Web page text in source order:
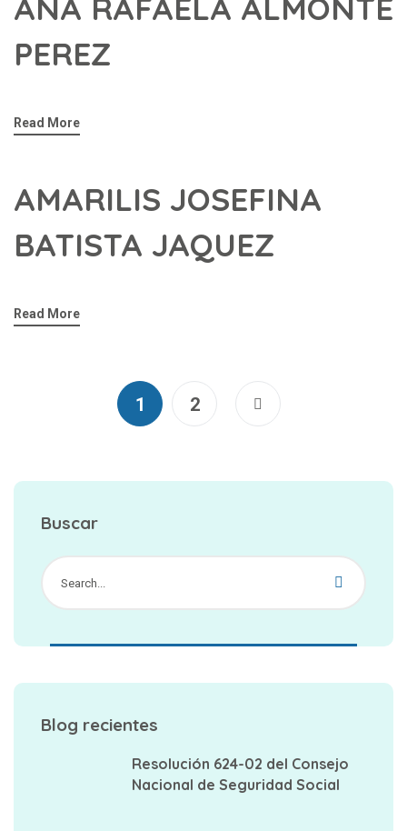
ANA RAFAELA ALMONTE
PEREZ
Read More
AMARILIS JOSEFINA
BATISTA JAQUEZ
Read More
1 2
Buscar
Blog recientes
Resolución 624-02 del Consejo
Nacional de Seguridad Social